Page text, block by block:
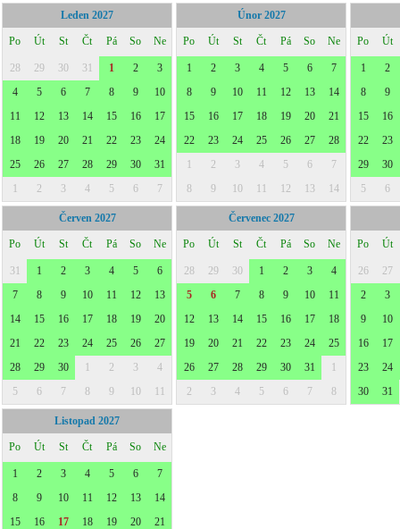
Leden 2027
Po Út St Čt Pá So Ne
28 29 30 31 1 2
3
4
5 6 7 8 9
10
11
12 13 14 15 16
17
18
19 20 21 22 23
24
25
26 27 28 29 30
31
1
2 3 4 5 6 7
Únor 2027
Po Út St Čt Pá So Ne
1 2 3 4 5 6
7
8
9 10 11 12 13
14
15
16 17 18 19 20
21
22
23 24 25 26 27
28
1
2 3 4 5 6
7
8
9 10 11 12 13 14
Po Út
1
2
8
9
15
16
22
23
29
30
5
6
Červen 2027
Po Út St Čt Pá So Ne
31 1 2 3 4 5
6
7
8 9 10 11 12
13
14
15 16 17 18 19
20
21
22 23 24 25 26
27
28
29 30 1 2 3
4
5
6 7 8 9 10 11
Červenec 2027
Po Út St Čt Pá So Ne
28 29 30 1 2 3
4
5
6 7 8 9 10
11
12
13 14 15 16 17
18
19
20 21 22 23 24
25
26
27 28 29 30 31
1
2
3 4 5 6 7 8
Po Út
26
27
2
3
9
10
16
17
23
24
30
31
Listopad 2027
Po Út St Čt Pá So Ne
1 2 3 4 5 6
7
8
9 10 11 12 13
14
15
16 17 18 19 20
21